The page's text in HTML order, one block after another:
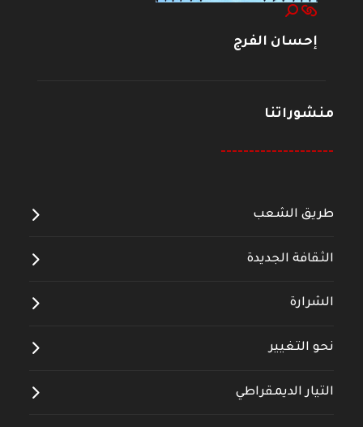
إحسان الفرج
منشوراتنا
--------------------
طريق الشعب
الثقافة الجديدة
الشرارة
نحو التغيير
التيار الديمقراطي